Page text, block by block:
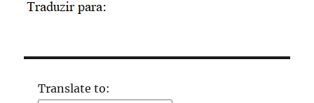
Translate to: